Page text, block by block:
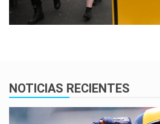
NOTICIAS RECIENTES